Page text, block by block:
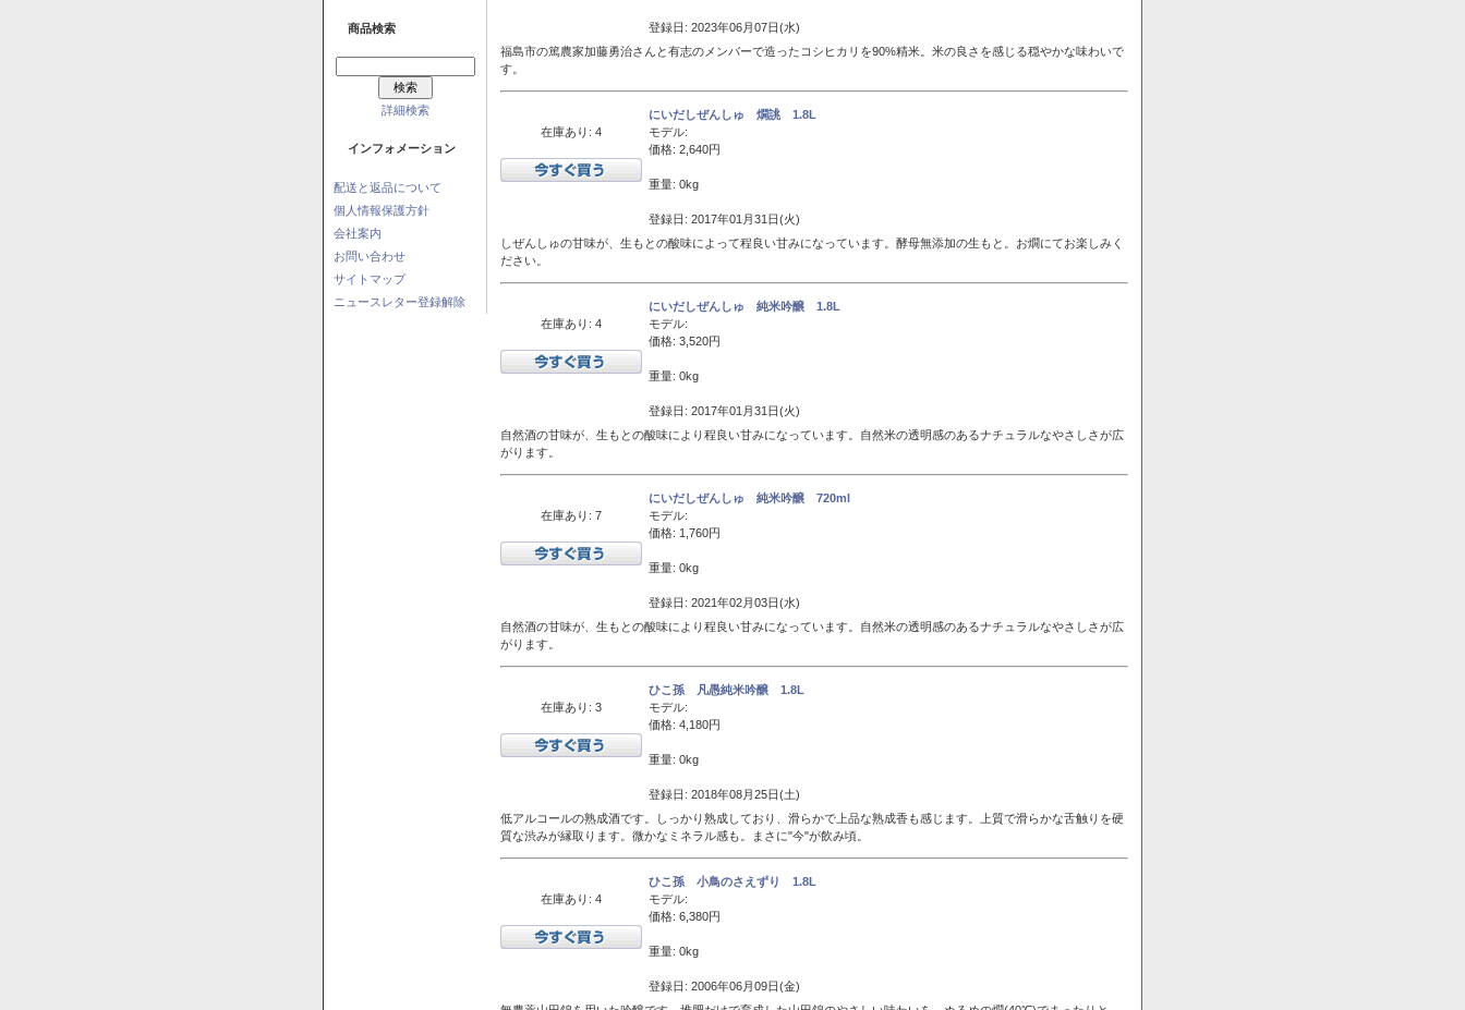
商品検索
詳細検索
インフォメーション
配送と返品について
個人情報保護方針
会社案内
お問い合わせ
サイトマップ
ニュースレター登録解除
登録日: 2023年06月07日(水)
福島市の篤農家加藤勇治さんと有志のメンバーで造ったコシヒカリを90%精米。米の良さを感じる穏やかな味わいで
す。
在庫あり: 4
にいだしぜんしゅ 燗誂 1.8L
モデル:
価格: 2,640円
重量: 0kg
登録日: 2017年01月31日(火)
しぜんしゅの甘味が、生もとの酸味によって程良い甘みになっています。酵母無添加の生もと。お燗にてお楽しみく
ださい。
在庫あり: 4
にいだしぜんしゅ 純米吟醸 1.8L
モデル:
価格: 3,520円
重量: 0kg
登録日: 2017年01月31日(火)
自然酒の甘味が、生もとの酸味により程良い甘みになっています。自然米の透明感のあるナチュラルなやさしさが広
がります。
在庫あり: 7
にいだしぜんしゅ 純米吟醸 720ml
モデル:
価格: 1,760円
重量: 0kg
登録日: 2021年02月03日(水)
自然酒の甘味が、生もとの酸味により程良い甘みになっています。自然米の透明感のあるナチュラルなやさしさが広
がります。
在庫あり: 3
ひこ孫 凡愚純米吟醸 1.8L
モデル:
価格: 4,180円
重量: 0kg
登録日: 2018年08月25日(土)
低アルコールの熟成酒です。しっかり熟成しており、滑らかで上品な熟成香も感じます。上質で滑らかな舌触りを硬
質な渋みが縁取ります。微かなミネラル感も。まさに"今"が飲み頃。
在庫あり: 4
ひこ孫 小鳥のさえずり 1.8L
モデル:
価格: 6,380円
重量: 0kg
登録日: 2006年06月09日(金)